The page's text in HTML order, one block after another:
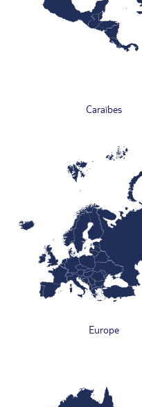
Caraïbes
Europe